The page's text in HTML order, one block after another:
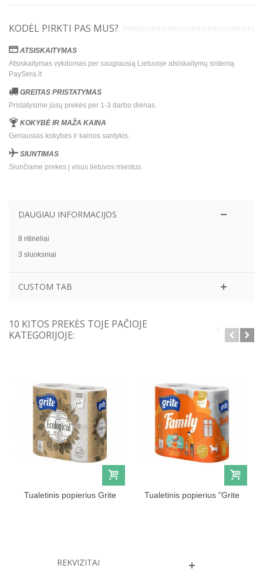
KODĖL PIRKTI PAS MUS?
ATSISKAITYMAS
Atsiskaitymas vykdomas per saugiausią Lietuvoje atsiskaitymų sistemą
PaySera.lt
GREITAS PRISTATYMAS
Pristatysime jūsų prekės per 1-3 darbo dienas.
KOKYBĖ IR MAŽA KAINA
Geriausias kokybės ir kainos santykis.
SIUNTIMAS
Siunčiame prekes į visus lietuvos miestus.
DAUGIAU INFORMACIJOS
8 ritinėliai
3 sluoksniai
CUSTOM TAB
10 KITOS PREKĖS TOJE PAČIOJE
KATEGORIJOJE:
Tualetinis popierius Grite
Tualetinis popierius "Grite
REKVIZITAI